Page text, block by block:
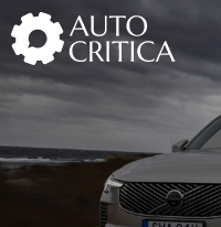
Skip
to
content